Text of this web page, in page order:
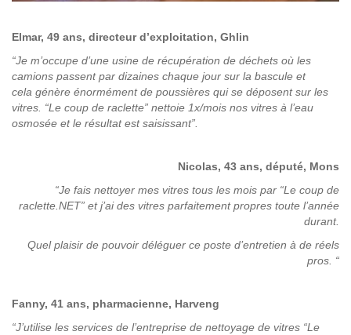
Elmar, 49 ans, directeur d’exploitation, Ghlin
“Je m’occupe d’une usine de récupération de déchets où les
camions passent par dizaines chaque jour sur la bascule et
cela génère énormément de poussières qui se déposent sur les
vitres. “Le coup de raclette” nettoie 1x/mois nos vitres à l’eau
osmosée et le résultat est saisissant”.
Nicolas, 43 ans, député, Mons
“Je fais nettoyer mes vitres tous les mois par “Le coup de
raclette.NET” et j’ai des vitres parfaitement propres toute l’année
durant.
Quel plaisir de pouvoir déléguer ce poste d’entretien à de réels
pros. “
Fanny, 41 ans, pharmacienne, Harveng
“J’utilise les services de l’entreprise de nettoyage de vitres “Le